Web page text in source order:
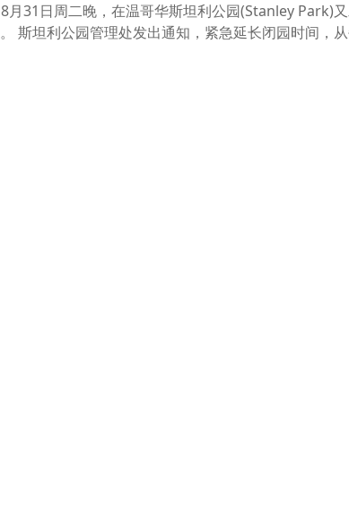
月31日周二晚，在温哥华斯坦利公园(Stanley Park)
斯坦利公园管理处发出通知，紧急延长闭园时间，